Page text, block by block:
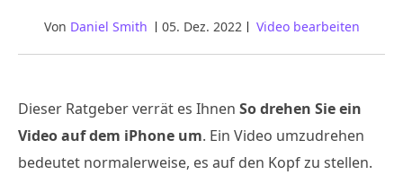
Von Daniel Smith 05. Dez. 2022 Video bearbeiten
Dieser Ratgeber verrät es Ihnen So drehen Sie ein
Video auf dem iPhone um. Ein Video umzudrehen
bedeutet normalerweise, es auf den Kopf zu stellen.